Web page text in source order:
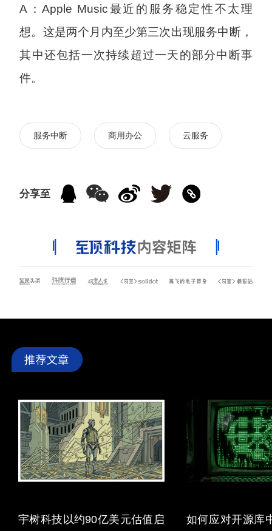
A：Apple Music最近的服务稳定性不太理
想。这是两个月内至少第三次出现服务中断，
其中还包括一次持续超过一天的部分中断事
件。
服务中断 商用办公 云服务
分享至
宇树科技以约90亿美元估值启 如何应对开源库